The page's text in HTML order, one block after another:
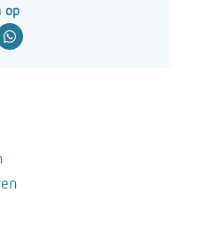
op